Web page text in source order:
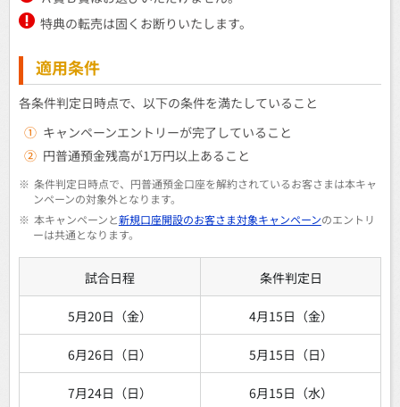
特典の転売は固くお断りいたします。
適用条件
各条件判定日時点で、以下の条件を満たしていること
① キャンペーンエントリーが完了していること
② 円普通預金残高が1万円以上あること
※ 条件判定日時点で、円普通預金口座を解約されているお客さまは本キャ
ンペーンの対象外となります。
※ 本キャンペーンと新規口座開設のお客さま対象キャンペーンのエントリ
ーは共通となります。
試合日程 条件判定日
5月20日（金） 4月15日（金）
6月26日（日） 5月15日（日）
7月24日（日） 6月15日（水）